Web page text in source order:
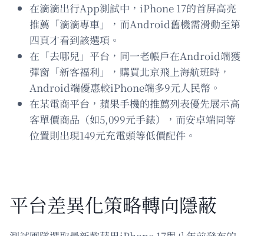
在滴滴出行App測試中，iPhone 17的首屏高亮
推薦「滴滴專車」，而Android舊機需滑動至第
四頁才看到該選項。
在「去哪兒」平台，同一老帳戶在Android端獲
彈窗「新客福利」，購買北京飛上海航班時，
Android端優惠較iPhone端多9元人民幣。
在某電商平台，蘋果手機的推薦列表優先展示高
客單價商品（如5,099元手錶），而安卓端同等
位置則出現149元充電頭等低價配件。
平台差異化策略轉向隱蔽